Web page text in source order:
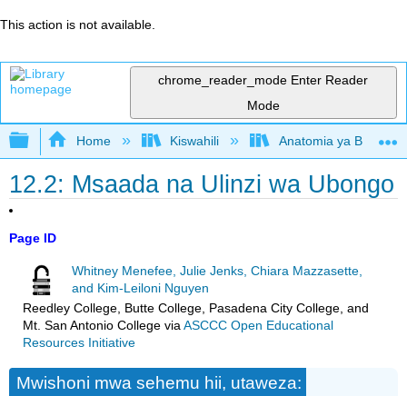
This action is not available.
chrome_reader_mode Enter Reader
Mode
Expand/collapse global hierarchy
Home Kiswahili Anatomia ya
12.2: Msaada na Ulinzi wa Ubongo
Page ID
Whitney Menefee, Julie Jenks, Chiara Mazzasette,
and Kim-Leiloni Nguyen
Reedley College, Butte College, Pasadena City College, and
Mt. San Antonio Collegevia ASCCC Open Educational
Resources Initiative
Mwishoni mwa sehemu hii, utaweza: